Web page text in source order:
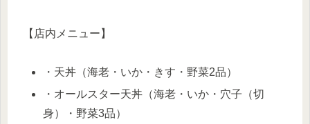
【店内メニュー】
・天丼（海老・いか・きす・野菜2品）
・オールスター天丼（海老・いか・穴子（切
身）・野菜3品）